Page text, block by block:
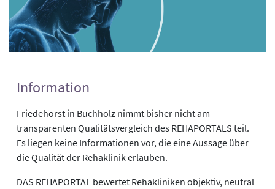
Information
Friedehorst in Buchholz nimmt bisher nicht am
transparenten Qualitätsvergleich des REHAPORTALS teil.
Es liegen keine Informationen vor, die eine Aussage über
die Qualität der Rehaklinik erlauben.
DAS REHAPORTAL bewertet Rehakliniken objektiv, neutral